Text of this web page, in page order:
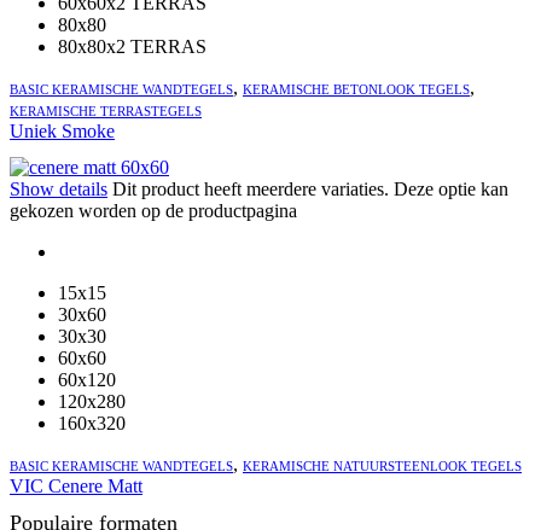
80x80
80x80x2 TERRAS
BASIC KERAMISCHE WANDTEGELS, KERAMISCHE BETONLOOK TEGELS,
KERAMISCHE TERRASTEGELS
Uniek Smoke
Show details Dit product heeft meerdere variaties. Deze optie kan
gekozen worden op de productpagina
15x15
30x60
30x30
60x60
60x120
120x280
160x320
BASIC KERAMISCHE WANDTEGELS, KERAMISCHE NATUURSTEENLOOK TEGELS
VIC Cenere Matt
Populaire formaten